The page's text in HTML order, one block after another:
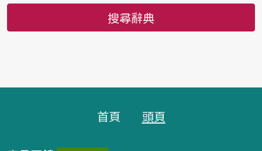
搜尋辭典
首頁 頭頁